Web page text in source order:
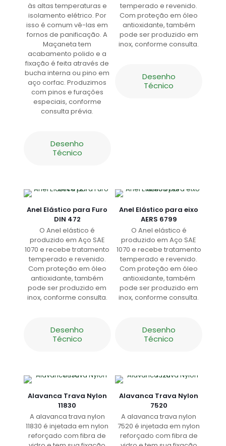
às altas temperaturas e
isolamento elétrico. Por
isso é comum vê-las em
fornos de panificação. A
Maçaneta tem
acabamento polido e a
fixação é feita através de
bucha interna ou pino em
aço corfac. Produzimos
com pinos e furações
especiais, conforme
consulta prévia.
Desenho
Técnico
temperado e revenido.
Com proteção em óleo
antioxidante, também
pode ser produzido em
inox, conforme consulta.
Desenho
Técnico
Anel Elástico para Furo
DIN 472
O Anel elástico é
produzido em Aço SAE
1070 e recebe tratamento
temperado e revenido.
Com proteção em óleo
antioxidante, também
pode ser produzido em
inox, conforme consulta.
Desenho
Técnico
Anel Elástico para eixo
AERS 6799
O Anel elástico é
produzido em Aço SAE
1070 e recebe tratamento
temperado e revenido.
Com proteção em óleo
antioxidante, também
pode ser produzido em
inox, conforme consulta.
Desenho
Técnico
Alavanca Trava Nylon
11830
A alavanca trava nylon
11830 é injetada em nylon
reforçado com fibra de
Alavanca Trava Nylon
7520
A alavanca trava nylon
7520 é injetada em nylon
reforçado com fibra de